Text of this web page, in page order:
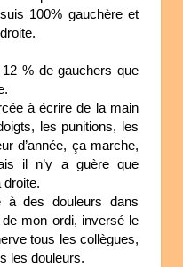
100% gauchère et
% de gauchers que
à écrire de la main
les punitions, les
d’année, ça marche,
il n’y a guère que
droite.
des douleurs dans
de mon ordi, inversé le
tous les collègues,
les douleurs.